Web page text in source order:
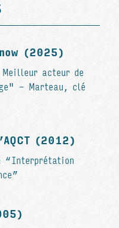
(2025)
acteur de
- Marteau, clé
(2012)
“Interprétation